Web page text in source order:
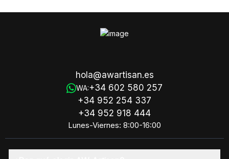
hola@awartisan.es
WA:+34 602 580 257
+34 952 254 337
+34 952 918 444
Lunes-Viernes: 8:00-16:00